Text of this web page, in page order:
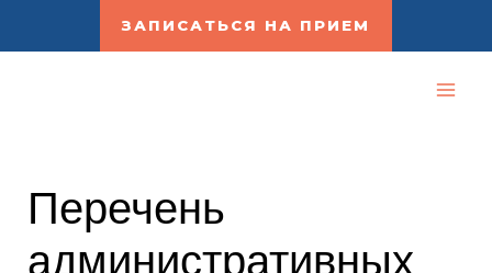
к
ЗАПИСАТЬСЯ НА ПРИЕМ
Перечень
административных